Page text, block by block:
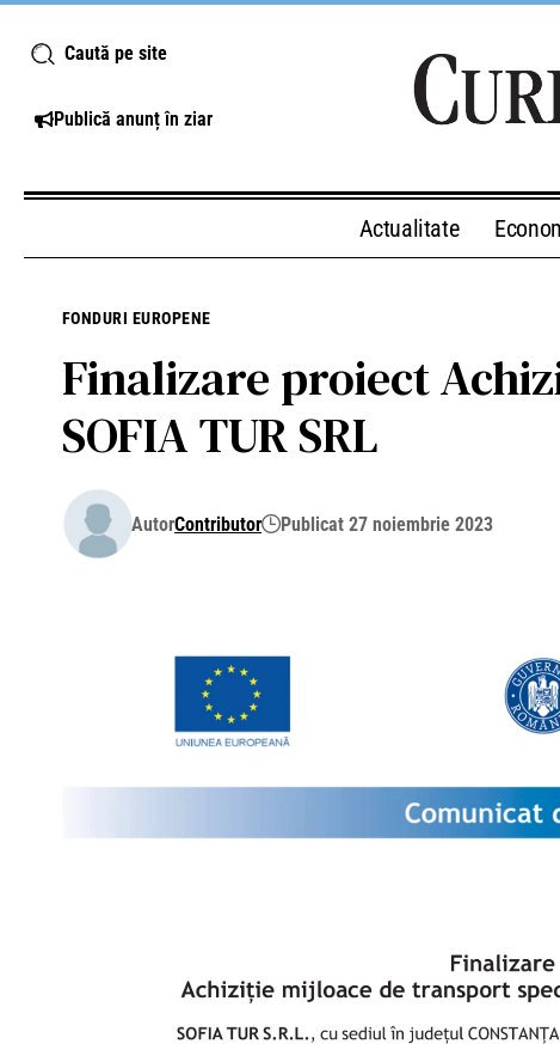
Caută pe site
Publică anunț în ziar
Actualitate
FONDURI EUROPENE
Finalizare proiect
SOFIA TUR SRL
AutorContributor Publicat 27 noiembrie 2023